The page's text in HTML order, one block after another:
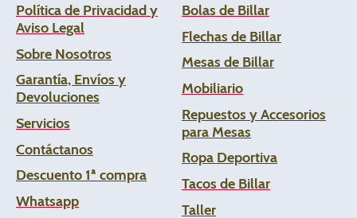
Política de Privacidad y
Aviso Legal
Sobre Nosotros
Garantía, Envíos y
Devoluciones
Servicios
Contáctanos
Descuento 1ª compra
Whatsapp
Bolas de Billar
Flechas de Billar
Mesas de Billar
Mobiliario
Repuestos y Accesorios
para Mesas
Ropa Deportiva
Tacos de Billar
Taller